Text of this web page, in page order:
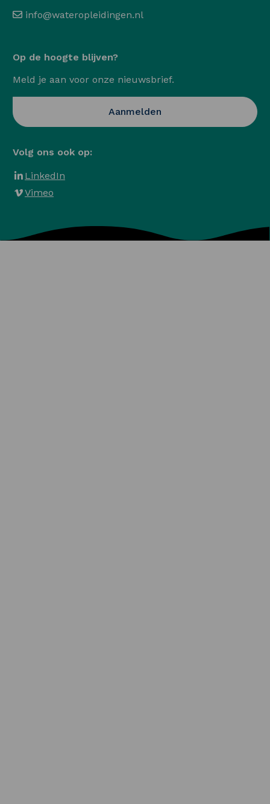
info@wateropleidingen.nl
Volg ons ook op:
LinkedIn
Vimeo
Op de hoogte blijven?
Meld je aan voor onze nieuwsbrief.
Aanmelden Opent in een nieuwe